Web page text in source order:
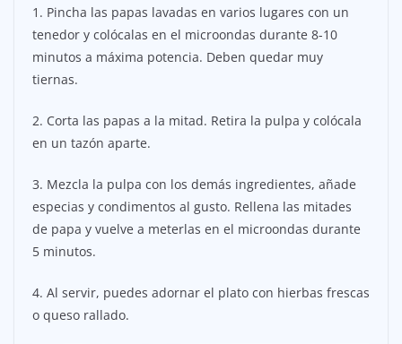
1. Pincha las papas lavadas en varios lugares con un
tenedor y colócalas en el microondas durante 8-10
minutos a máxima potencia. Deben quedar muy
tiernas.
2. Corta las papas a la mitad. Retira la pulpa y colócala
en un tazón aparte.
3. Mezcla la pulpa con los demás ingredientes, añade
especias y condimentos al gusto. Rellena las mitades
de papa y vuelve a meterlas en el microondas durante
5 minutos.
4. Al servir, puedes adornar el plato con hierbas frescas
o queso rallado.